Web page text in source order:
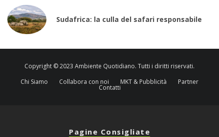
Sudafrica: la culla del safari responsabile
Copyright © 2023 Ambiente Quotidiano. Tutti i diritti riservati.
Chi Siamo
Collabora con noi MKT & Pubblicità Partner
Contatti
Pagine Consigliate